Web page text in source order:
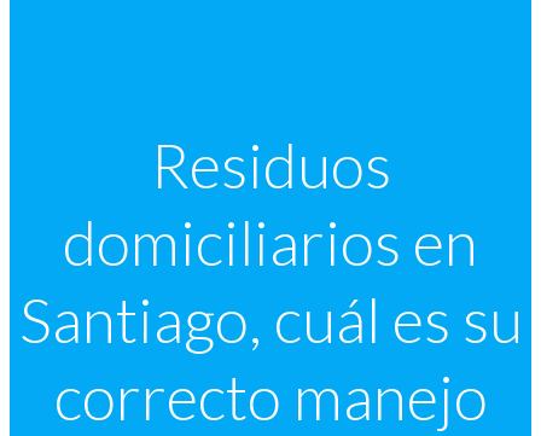
Residuos
domiciliarios en
Santiago, cuál es su
correcto manejo